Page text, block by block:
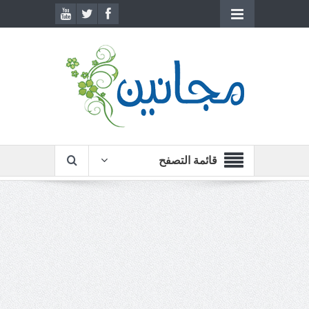
قائمة التصفح